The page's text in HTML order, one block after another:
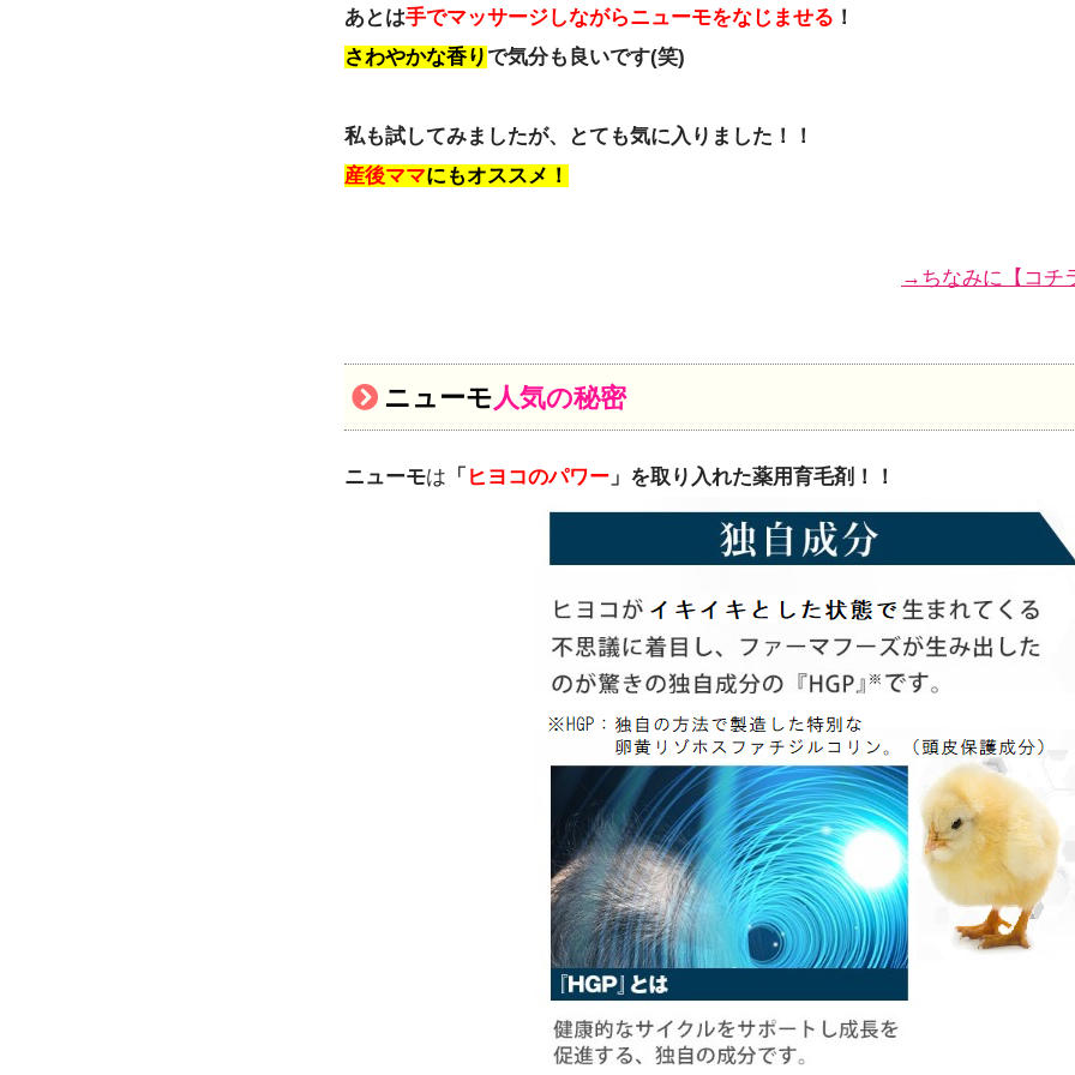
あとは手でマッサージしながらニューモをなじませる ！
さわやかな香りで気分も良いです(笑)
私も試してみましたが、とても気に入りました！！
産後ママにもオススメ！
→ちなみに【コチ
ニューモ 人気の秘密
ニューモは 「 ヒヨコのパワー 」を取り入れた薬用育毛剤！！